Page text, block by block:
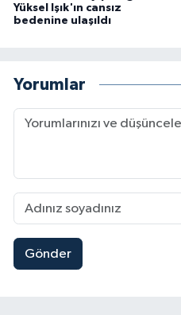
Yüksel Işık'ın cansız
bedenine ulaşıldı
Yorumlar
Gönder